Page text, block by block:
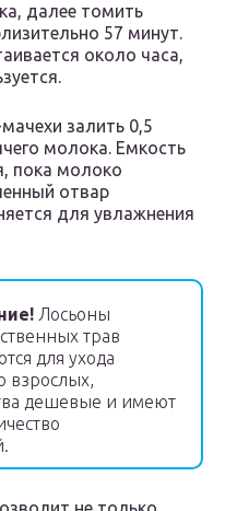
далее томить
57 минут.
около часа,
залить 0,5
молока. Емкость
пока молоко
отвар
для увлажнения
Лосьоны
трав
для ухода
взрослых,
дешевые и имеют